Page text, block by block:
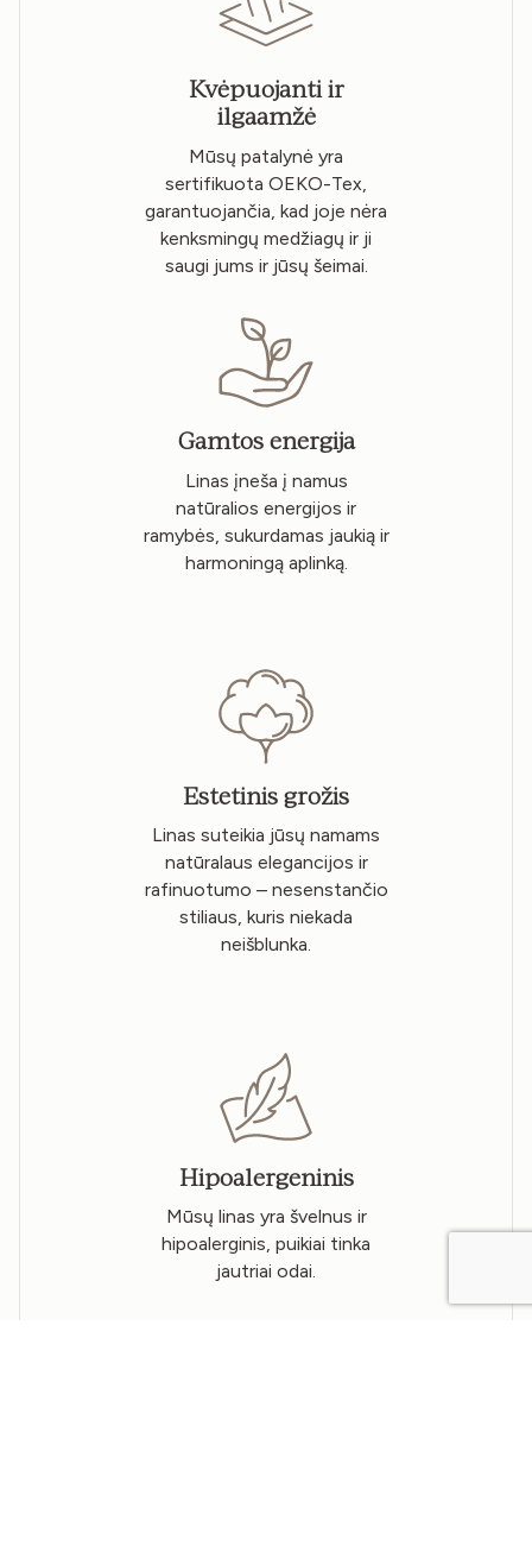
Kvėpuojanti ir
ilgaamžė
Mūsų patalynė yra
sertifikuota OEKO-Tex,
garantuojančia, kad joje nėra
kenksmingų medžiagų ir ji
saugi jums ir jūsų šeimai.
Gamtos energija
Linas įneša į namus
natūralios energijos ir
ramybės, sukurdamas jaukią ir
harmoningą aplinką.
Estetinis grožis
Linas suteikia jūsų namams
natūralaus elegancijos ir
rafinuotumo – nesenstančio
stiliaus, kuris niekada
neišblunka.
Hipoalergeninis
Mūsų linas yra švelnus ir
hipoalerginis, puikiai tinka
jautriai odai.